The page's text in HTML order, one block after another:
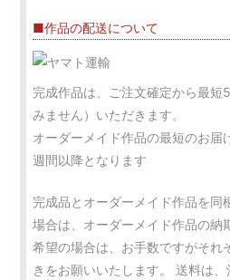
■作品の配送について
完成作品は、ご注文確定から最短
みません）いただきます。
オーダーメイド作品の最短のお届
週間以降となります
完成品とオーダーメイド作品を同
場合は、オーダーメイド作品の納
希望の場合は、お手数ですがそれ
きをお願いいたします。 送料は